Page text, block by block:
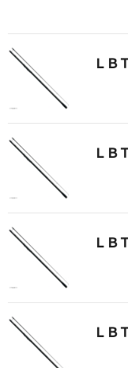
ＬＢ
ＬＢ
ＬＢ
ＬＢ